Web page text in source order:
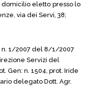
eletto presso lo
via dei Servi, 38;
1/2007 del 8/1/2007
Servizi del
Gen: n. 1504, prot. Iride
delegato Dott. Agr.